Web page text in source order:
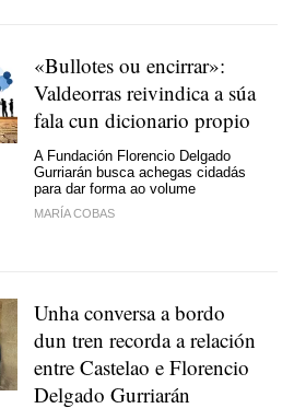
«Bullotes ou encirrar»:
Valdeorras reivindica a súa
fala cun dicionario propio
A Fundación Florencio Delgado
Gurriarán busca achegas cidadás
para dar forma ao volume
MARÍA COBAS
Unha conversa a bordo
dun tren recorda a relación
entre Castelao e Florencio
Delgado Gurriarán